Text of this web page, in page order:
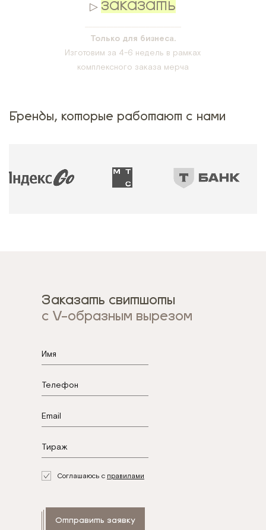
▷ ЗАКАЗАТЬ
Только для бизнеса.
Изготовим за 4-6 недель в рамках
комплексного заказа мерча
Бренды, которые работают с нами
Заказать свитшоты
с V-образным вырезом
Соглашаюсь с правилами
Отправить заявку